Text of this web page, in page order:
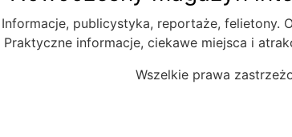
Informacje, publicystyka, reportaże, felietony.
Praktyczne informacje, ciekawe miejsca i
Wszelkie prawa